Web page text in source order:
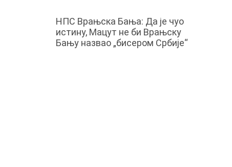
НПС Врањска Бања: Да је чуо
истину, Мацут не би Врањску
Бању назвао „бисером Србије“